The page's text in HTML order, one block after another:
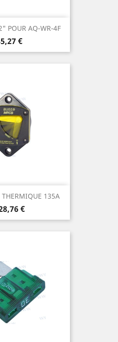
POUR AQ-WR-4F
€
THERMIQUE 135A
€